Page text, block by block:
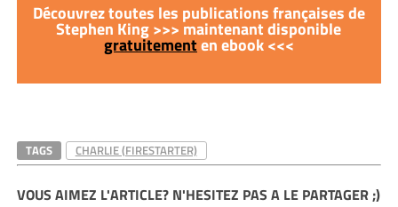
Découvrez toutes les publications françaises de
Stephen King >>> maintenant disponible
gratuitementen ebook <<<
TAGS CHARLIE (FIRESTARTER)
VOUS AIMEZ L'ARTICLE? N'HESITEZ PAS A LE PARTAGER ;)